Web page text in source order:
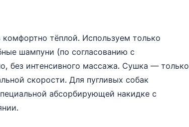
тёплой. Используем только
шампуни (по согласованию с
без интенсивного массажа. Сушка — только
скорости. Для пугливых собак
абсорбирующей накидке с